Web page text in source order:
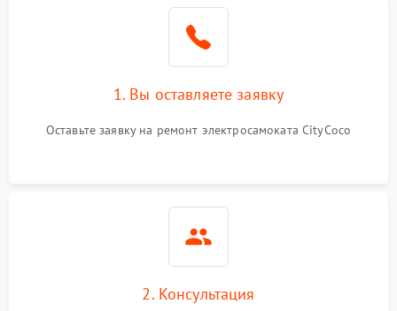
1. Вы оставляете заявку
Оставьте заявку на ремонт электросамоката CityCoco
2. Консультация